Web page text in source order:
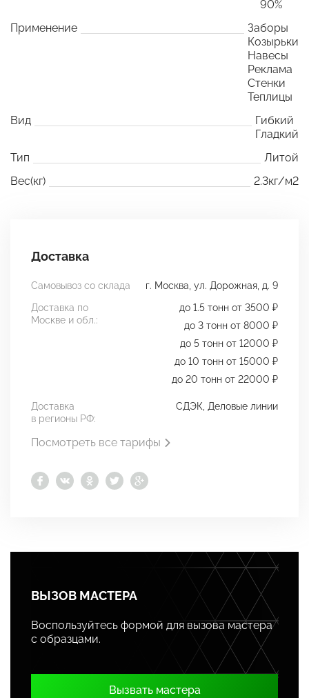
90%
Применение
Заборы
Козырьки
Навесы
Реклама
Стенки
Теплицы
Вид
Гибкий
Гладкий
Тип
Литой
Вес(кг)
2.3кг/м2
Доставка
Самовывоз со склада
г. Москва, ул. Дорожная, д. 9
Доставка по
Москве и обл.:
до 1.5 тонн от 3500 ₽
до 3 тонн от 8000 ₽
до 5 тонн от 12000 ₽
до 10 тонн от 15000 ₽
до 20 тонн от 22000 ₽
Доставка
в регионы РФ:
СДЭК, Деловые линии
Посмотреть все тарифы
ВЫЗОВ МАСТЕРА
Воспользуйтесь формой для вызова мастера
с образцами.
Вызвать мастера